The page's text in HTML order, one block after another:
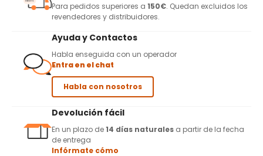
Para pedidos superiores a 150€. Quedan excluidos los
revendedores y distribuidores.
Ayuda y Contactos
Habla enseguida con un operador
Entra en el chat
Habla con nosotros
Devolución fácil
En un plazo de14 días naturales a partir de la fecha
de entrega
Infórmate cómo